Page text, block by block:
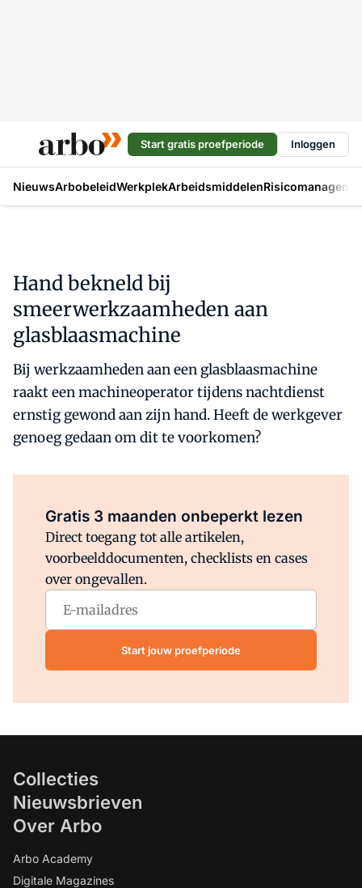
Start gratis proefperiode Inloggen
NieuwsArbobeleidWerkplekArbeidsmiddelen
Hand bekneld bij
smeerwerkzaamheden aan
glasblaasmachine
Bij werkzaamheden aan een glasblaasmachine
raakt een machineoperator tijdens nachtdienst
ernstig gewond aan zijn hand. Heeft de werkgever
genoeg gedaan om dit te voorkomen?
Gratis 3 maanden onbeperkt lezen
Direct toegang tot alle artikelen,
voorbeelddocumenten, checklists en cases
over ongevallen.
Start jouw proefperiode
Collecties
Nieuwsbrieven
Over Arbo
Arbo Academy
Digitale Magazines